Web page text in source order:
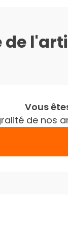
de
Vous
de nos